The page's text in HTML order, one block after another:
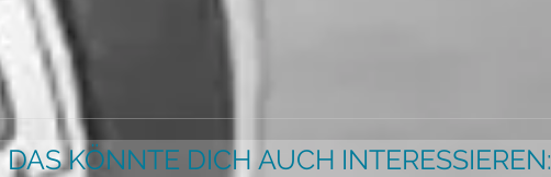
DAS KÖNNTE DICH AUCH INTERESSIEREN: